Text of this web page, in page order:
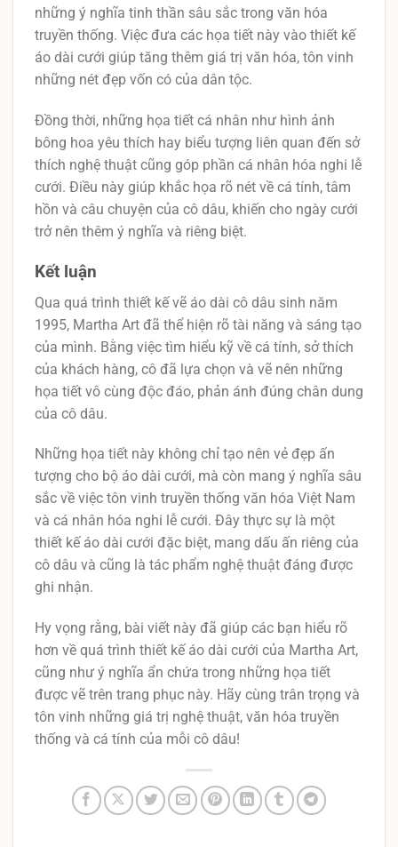
những ý nghĩa tinh thần sâu sắc trong văn hóa
truyền thống. Việc đưa các họa tiết này vào thiết kế
áo dài cưới giúp tăng thêm giá trị văn hóa, tôn vinh
những nét đẹp vốn có của dân tộc.
Đồng thời, những họa tiết cá nhân như hình ảnh
bông hoa yêu thích hay biểu tượng liên quan đến sở
thích nghệ thuật cũng góp phần cá nhân hóa nghi lễ
cưới. Điều này giúp khắc họa rõ nét về cá tính, tâm
hồn và câu chuyện của cô dâu, khiến cho ngày cưới
trở nên thêm ý nghĩa và riêng biệt.
Kết luận
Qua quá trình thiết kế vẽ áo dài cô dâu sinh năm
1995, Martha Art đã thể hiện rõ tài năng và sáng tạo
của mình. Bằng việc tìm hiểu kỹ về cá tính, sở thích
của khách hàng, cô đã lựa chọn và vẽ nên những
họa tiết vô cùng độc đáo, phản ánh đúng chân dung
của cô dâu.
Những họa tiết này không chỉ tạo nên vẻ đẹp ấn
tượng cho bộ áo dài cưới, mà còn mang ý nghĩa sâu
sắc về việc tôn vinh truyền thống văn hóa Việt Nam
và cá nhân hóa nghi lễ cưới. Đây thực sự là một
thiết kế áo dài cưới đặc biệt, mang dấu ấn riêng của
cô dâu và cũng là tác phẩm nghệ thuật đáng được
ghi nhận.
Hy vọng rằng, bài viết này đã giúp các bạn hiểu rõ
hơn về quá trình thiết kế áo dài cưới của Martha Art,
cũng như ý nghĩa ẩn chứa trong những họa tiết
được vẽ trên trang phục này. Hãy cùng trân trọng và
tôn vinh những giá trị nghệ thuật, văn hóa truyền
thống và cá tính của mỗi cô dâu!